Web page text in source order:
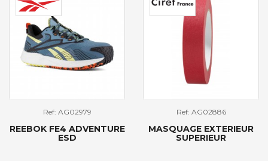
Ref: AG02979
REEBOK FE4 ADVENTURE
ESD
Ref: AG02886
MASQUAGE EXTERIEUR
SUPERIEUR